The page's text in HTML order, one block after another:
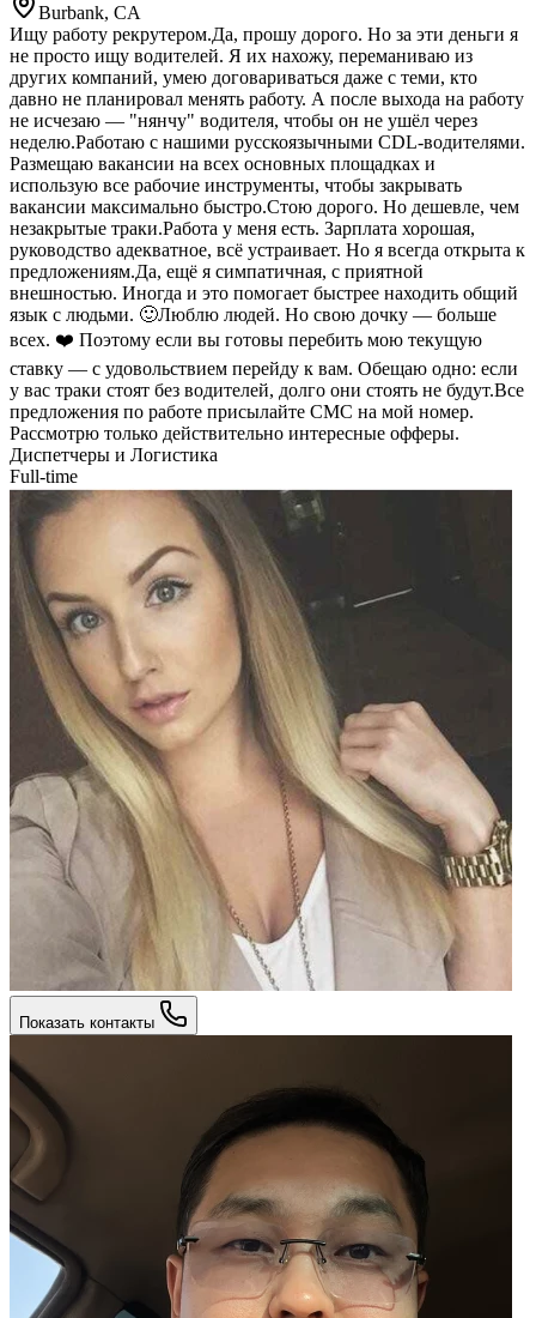
Burbank, CA
Ищу работу рекрутером.Да, прошу дорого. Но за эти деньги я
не просто ищу водителей. Я их нахожу, переманиваю из
других компаний, умею договариваться даже с теми, кто
давно не планировал менять работу. А после выхода на работу
не исчезаю — "нянчу" водителя, чтобы он не ушёл через
неделю.Работаю с нашими русскоязычными CDL-водителями.
Размещаю вакансии на всех основных площадках и
использую все рабочие инструменты, чтобы закрывать
вакансии максимально быстро.Стою дорого. Но дешевле, чем
незакрытые траки.Работа у меня есть. Зарплата хорошая,
руководство адекватное, всё устраивает. Но я всегда открыта к
предложениям.Да, ещё я симпатичная, с приятной
внешностью. Иногда и это помогает быстрее находить общий
язык с людьми. 🙂Люблю людей. Но свою дочку — больше
всех. ❤️ Поэтому если вы готовы перебить мою текущую
ставку — с удовольствием перейду к вам. Обещаю одно: если
у вас траки стоят без водителей, долго они стоять не будут.Все
предложения по работе присылайте СМС на мой номер.
Рассмотрю только действительно интересные офферы.
Диспетчеры и Логистика
Full-time
Показать контакты